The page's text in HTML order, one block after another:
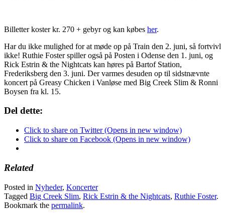
Billetter koster kr. 270 + gebyr og kan købes her.
Har du ikke mulighed for at møde op på Train den 2. juni, så fortvivl
ikke! Ruthie Foster spiller også på Posten i Odense den 1. juni, og
Rick Estrin & the Nightcats kan høres på Bartof Station,
Frederiksberg den 3. juni. Der varmes desuden op til sidstnævnte
koncert på Greasy Chicken i Vanløse med Big Creek Slim & Ronni
Boysen fra kl. 15.
Del dette:
Click to share on Twitter (Opens in new window)
Click to share on Facebook (Opens in new window)
Related
Posted in Nyheder, Koncerter
Tagged Big Creek Slim, Rick Estrin & the Nightcats, Ruthie Foster.
Bookmark the permalink.